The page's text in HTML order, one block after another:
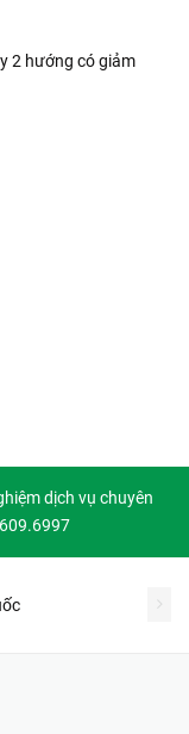
2 hướng có giảm
dịch vụ chuyên